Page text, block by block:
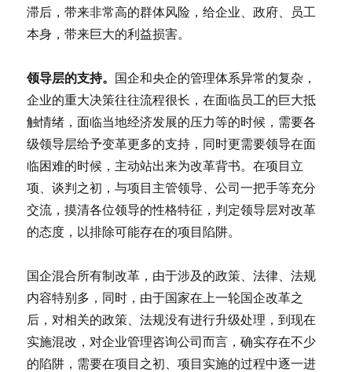
滞后，带来非常高的群体风险，给企业、政府、员工
本身，带来巨大的利益损害。
领导层的支持。 国企和央企的管理体系异常的复杂，
企业的重大决策往往流程很长，在面临员工的巨大抵
触情绪，面临当地经济发展的压力等的时候，需要各
级领导层给予变革更多的支持，同时更需要领导在面
临困难的时候，主动站出来为改革背书。在项目立
项、谈判之初，与项目主管领导、公司一把手等充分
交流，摸清各位领导的性格特征，判定领导层对改革
的态度，以排除可能存在的项目陷阱。
国企混合所有制改革，由于涉及的政策、法律、法规
内容特别多，同时，由于国家在上一轮国企改革之
后，对相关的政策、法规没有进行升级处理，到现在
实施混改，对企业管理咨询公司而言，确实存在不少
的陷阱，需要在项目之初、项目实施的过程中逐一进